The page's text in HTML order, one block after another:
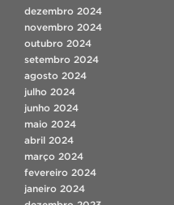
dezembro 2024
novembro 2024
outubro 2024
setembro 2024
agosto 2024
julho 2024
junho 2024
maio 2024
abril 2024
março 2024
fevereiro 2024
janeiro 2024